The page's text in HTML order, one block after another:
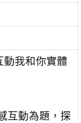
動我和你實體
互動為題，探